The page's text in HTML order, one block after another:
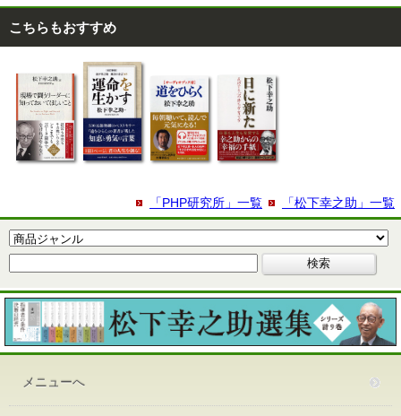
こちらもおすすめ
「松下幸之助」一覧
「PHP研究所」一覧
メニューへ